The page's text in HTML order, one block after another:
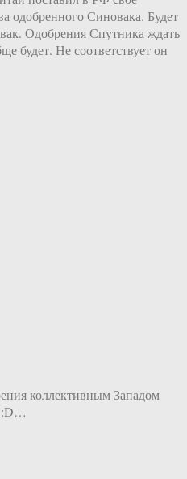
одобренного Синовака. Будет
Одобрения Спутника ждать
будет. Не соответствует он
коллективным Западом
:D…